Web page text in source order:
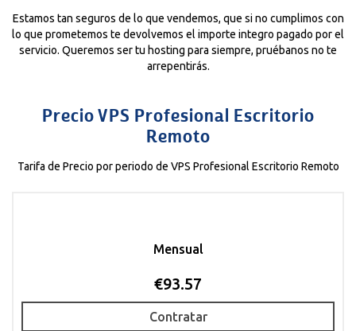
Estamos tan seguros de lo que vendemos, que si no cumplimos con
lo que prometemos te devolvemos el importe integro pagado por el
servicio. Queremos ser tu hosting para siempre, pruébanos no te
arrepentirás.
Precio VPS Profesional Escritorio
Remoto
Tarifa de Precio por periodo de VPS Profesional Escritorio Remoto
Mensual
€93.57
Contratar